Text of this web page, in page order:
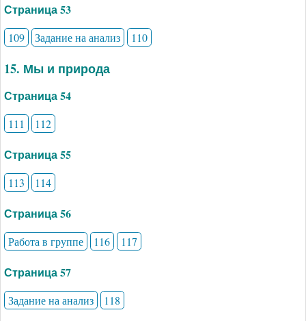
Страница 53
109 Задание на анализ 110
15. Мы и природа
Страница 54
111 112
Страница 55
113 114
Страница 56
Работа в группе 116 117
Страница 57
Задание на анализ 118